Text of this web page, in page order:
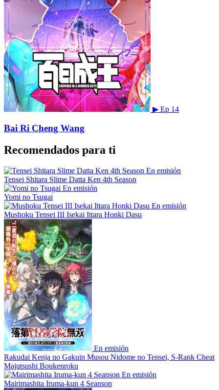
▶ Ep 14
Bai Ri Cheng Wang
Recomendados para ti
En emisión
Tensei Shitara Slime Datta Ken 4th Season
En emisión
Yomi no Tsugai
En emisión
Mushoku Tensei III Isekai Ittara Honki Dasu
En emisión
Rakudai Kenja no Gakuin Musou Nidome no Tensei, S-Rank Cheat
Majutsushi Boukenroku
En emisión
Mairimashita Iruma-kun 4 Seanson